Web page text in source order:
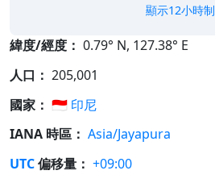
顯示12小時制
緯度/經度： 0.79° N, 127.38° E
人口： 205,001
國家： 🇮🇩 印尼
IANA 時區： Asia/Jayapura
UTC偏移量： +09:00